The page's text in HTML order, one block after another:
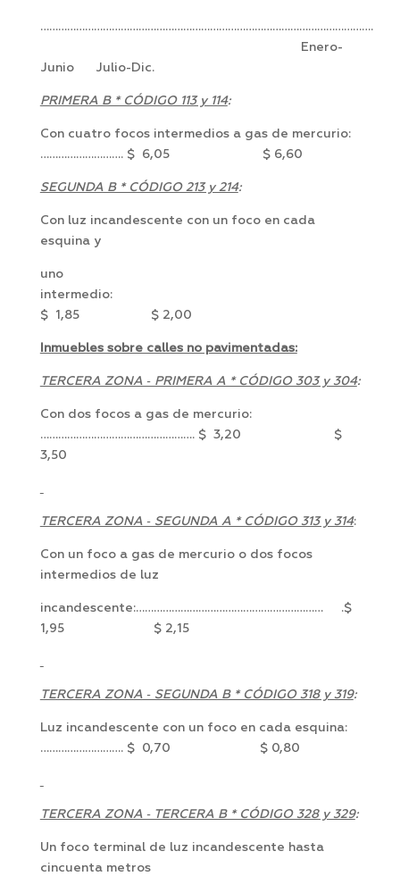
………………………………………………………………………………………………….
Enero-
Junio Julio-Dic.
PRIMERA B * CÓDIGO 113 y 114:
Con cuatro focos intermedios a gas de mercurio:
………………………. $ 6,05 $ 6,60
SEGUNDA B * CÓDIGO 213 y 214:
Con luz incandescente con un foco en cada
esquina y
uno
intermedio:
$ 1,85 $ 2,00
Inmuebles sobre calles no pavimentadas:
TERCERA ZONA ‑ PRIMERA A * CÓDIGO 303 y 304:
Con dos focos a gas de mercurio:
……………………………………………. $ 3,20 $
3,50
TERCERA ZONA ‑ SEGUNDA A * CÓDIGO 313 y 314:
Con un foco a gas de mercurio o dos focos
intermedios de luz
incandescente:……………………………………………………… .$
1,95 $ 2,15
TERCERA ZONA ‑ SEGUNDA B * CÓDIGO 318 y 319:
Luz incandescente con un foco en cada esquina:
………………………. $ 0,70 $ 0,80
TERCERA ZONA ‑ TERCERA B * CÓDIGO 328 y 329:
Un foco terminal de luz incandescente hasta
cincuenta metros